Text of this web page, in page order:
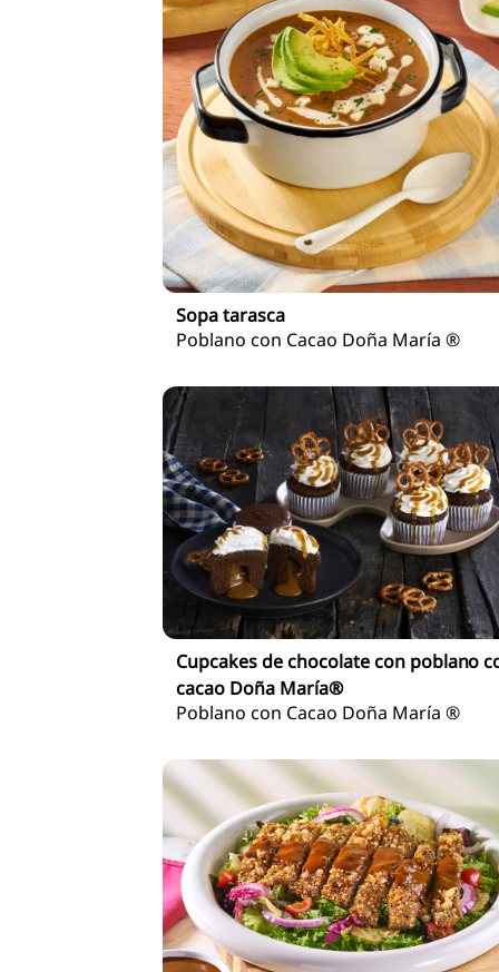
Sopa tarasca
Poblano con Cacao Doña María ®
Cupcakes de chocolate con poblano
cacao Doña María®
Poblano con Cacao Doña María ®